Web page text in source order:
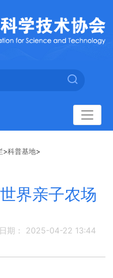
>科普基地>
界亲子农场
日期： 2025-04-22 13:44